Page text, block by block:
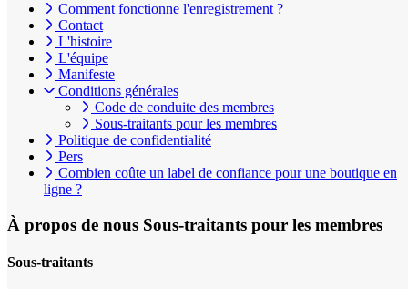
Comment fonctionne l'enregistrement ?
Contact
L'histoire
L'équipe
Manifeste
Conditions générales
Code de conduite des membres
Sous-traitants pour les membres
Politique de confidentialité
Pers
Combien coûte un label de confiance pour une boutique en
ligne ?
À propos de nous Sous-traitants pour les membres
Sous-traitants